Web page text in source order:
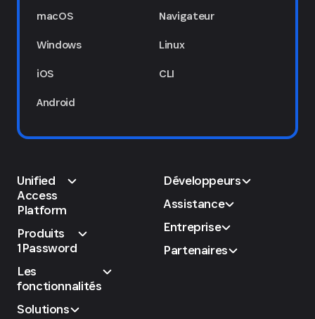
macOS
Windows
iOS
Android
Navigateur
Linux
CLI
Unified
Access
Platform
Produits
1Password
Les
fonctionnalités
Solutions
Développeurs
Assistance
Entreprise
Partenaires